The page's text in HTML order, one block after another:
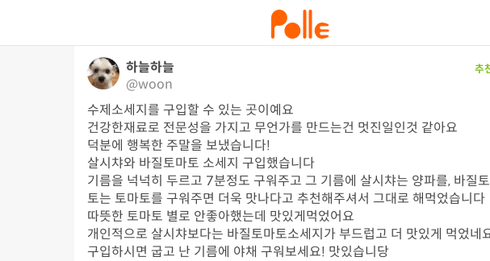
하늘하늘
@woon
추
수제소세지를 구입할 수 있는 곳이예요
건강한재료로 전문성을 가지고 무언가를 만드는건 멋진일인것 같아요
덕분에 행복한 주말을 보냈습니다!
살시챠와 바질토마토 소세지 구입했습니다
기름을 넉넉히 두르고 7분정도 구워주고 그 기름에 살시챠는 양파를, 바질
토는 토마토를 구워주면 더욱 맛나다고 추천해주셔서 그대로 해먹었습니다
따뜻한 토마토 별로 안좋아했는데 맛있게먹었어요
개인적으로 살시챠보다는 바질토마토소세지가 부드럽고 더 맛있게 먹었네
구입하시면 굽고 난 기름에 야채 구워보세요! 맛있습니당